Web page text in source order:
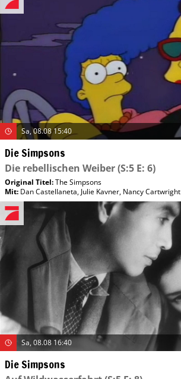
Sa, 08.08 15:40
Die Simpsons
Die rebellischen Weiber(S:5 E: 6)
Original Titel:The Simpsons
Mit: Dan Castellaneta, Julie Kavner, Nancy Cartwright
Sa, 08.08 16:40
Die Simpsons